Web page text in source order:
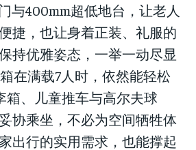
与400mm超低地台，让老人
捷，也让身着正装、礼服的
持优雅姿态，一举一动尽显
在满载7人时，依然能轻松
箱、儿童推车与高尔夫球
协乘坐，不必为空间牺牲体
出行的实用需求，也能撑起